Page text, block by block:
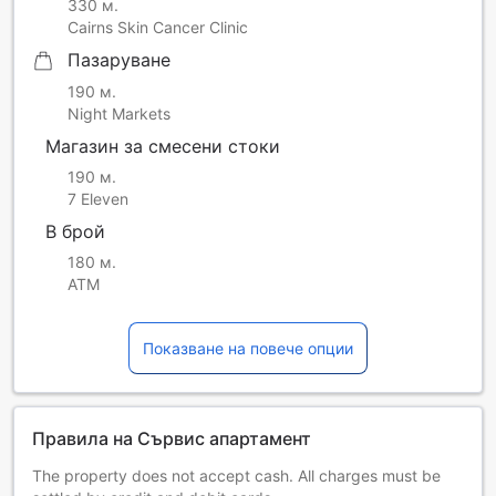
330 м.
Cairns Skin Cancer Clinic
Пазаруване
190 м.
Night Markets
Магазин за смесени стоки
190 м.
7 Eleven
В брой
180 м.
ATM
Показване на повече опции
Правила на Сървис апартамент
The property does not accept cash. All charges must be